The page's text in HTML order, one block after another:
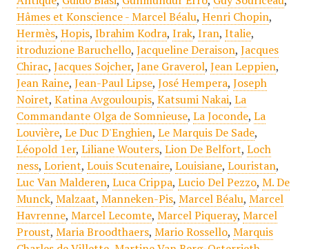
Hâmes et Konscience - Marcel Béalu, Henri Chopin,
Hermès, Hopis, Ibrahim Kodra, Irak, Iran, Italie,
itroduzione Baruchello, Jacqueline Deraison, Jacques
Chirac, Jacques Sojcher, Jane Graverol, Jean Leppien,
Jean Raine, Jean-Paul Lipse, José Hempera, Joseph
Noiret, Katina Avgouloupis, Katsumi Nakai, La
Commandante Olga de Somnieuse, La Joconde, La
Louvière, Le Duc D'Enghien, Le Marquis De Sade,
Léopold 1er, Liliane Wouters, Lion De Belfort, Loch
ness, Lorient, Louis Scutenaire, Louisiane, Louristan,
Luc Van Malderen, Luca Crippa, Lucio Del Pezzo, M. De
Munck, Malzaat, Manneken-Pis, Marcel Béalu, Marcel
Havrenne, Marcel Lecomte, Marcel Piqueray, Marcel
Proust, Maria Broodthaers, Mario Rossello, Marquis